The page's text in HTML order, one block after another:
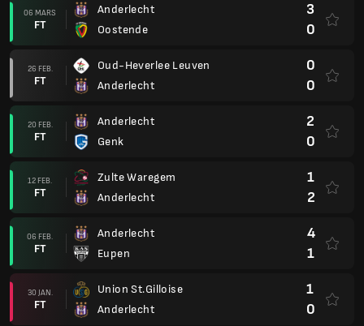
06 MARS
FT
Anderlecht
Oostende
3
0
26 FEB.
FT
Oud-Heverlee Leuven
Anderlecht
0
0
20 FEB.
FT
Anderlecht
Genk
2
0
12 FEB.
FT
Zulte Waregem
Anderlecht
1
2
06 FEB.
FT
Anderlecht
Eupen
4
1
30 JAN.
FT
Union St.Gilloise
Anderlecht
1
0